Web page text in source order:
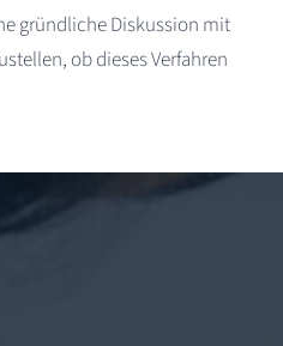
gründliche Diskussion mit
ob dieses Verfahren